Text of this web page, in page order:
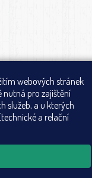
webových stránek
nutná pro zajištění
služeb, a u kterých
a relační